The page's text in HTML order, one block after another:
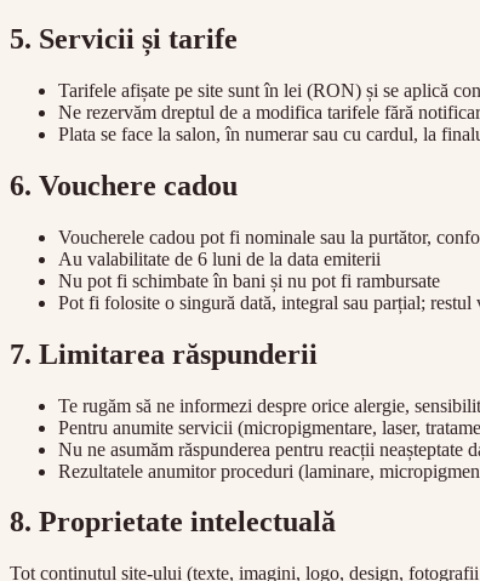
5. Servicii și tarife
Tarifele afișate pe site sunt în lei (RON) și se aplică
Ne rezervăm dreptul de a modifica tarifele fără
Plata se face la salon, în numerar sau cu cardul, la
6. Vouchere cadou
Voucherele cadou pot fi nominale sau la purtător,
Au valabilitate de 6 luni de la data emiterii
Nu pot fi schimbate în bani și nu pot fi rambursate
Pot fi folosite o singură dată, integral sau parțial; restul
7. Limitarea răspunderii
Te rugăm să ne informezi despre orice alergie,
Pentru anumite servicii (micropigmentare, laser,
Nu ne asumăm răspunderea pentru reacții
Rezultatele anumitor proceduri (laminare,
8. Proprietate intelectuală
Tot conținutul site-ului (texte, imagini, logo, design,